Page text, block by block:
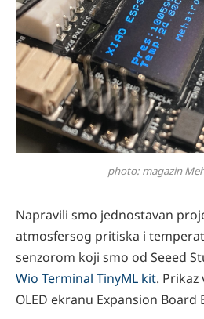
photo: magazin
Napravili smo jednostavan
atmosfersog pritiska i
senzorom koji smo od Seeed
Wio Terminal TinyML kit.
OLED ekranu Expansion Board